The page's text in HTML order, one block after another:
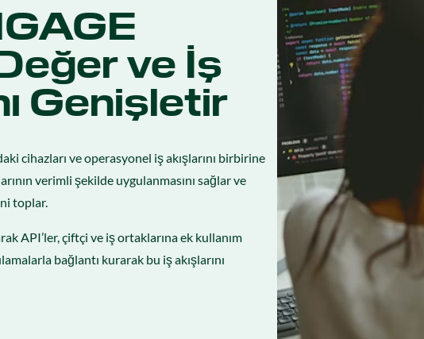
ve İş
Genişletir
cihazları ve operasyonel iş akışlarını birbirine
verimli şekilde uygulanmasını sağlar ve
toplar.
API’ler, çiftçi ve iş ortaklarına ek kullanım
bağlantı kurarak bu iş akışlarını